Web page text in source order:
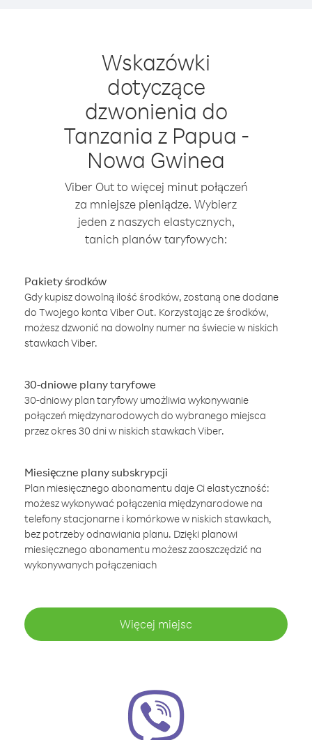
Wskazówki
dotyczące
dzwonienia do
Tanzania z Papua -
Nowa Gwinea
Viber Out to więcej minut połączeń
za mniejsze pieniądze. Wybierz
jeden z naszych elastycznych,
tanich planów taryfowych:
Pakiety środków
Gdy kupisz dowolną ilość środków, zostaną one dodane
do Twojego konta Viber Out. Korzystając ze środków,
możesz dzwonić na dowolny numer na świecie w niskich
stawkach Viber.
30-dniowe plany taryfowe
30-dniowy plan taryfowy umożliwia wykonywanie
połączeń międzynarodowych do wybranego miejsca
przez okres 30 dni w niskich stawkach Viber.
Miesięczne plany subskrypcji
Plan miesięcznego abonamentu daje Ci elastyczność:
możesz wykonywać połączenia międzynarodowe na
telefony stacjonarne i komórkowe w niskich stawkach,
bez potrzeby odnawiania planu. Dzięki planowi
miesięcznego abonamentu możesz zaoszczędzić na
wykonywanych połączeniach
Więcej miejsc